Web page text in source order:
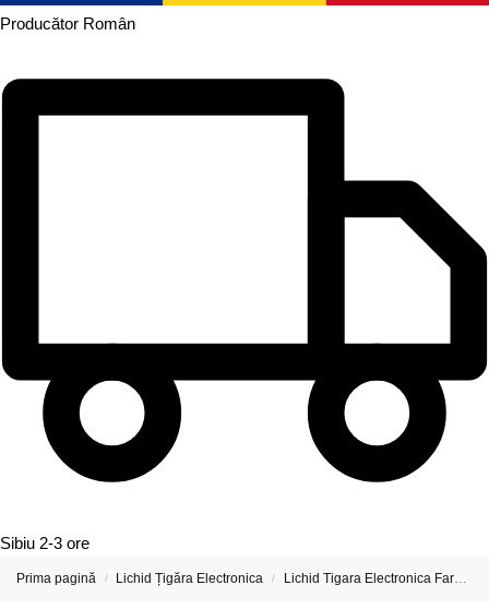
Producător Român
Sibiu 2-3 ore
Prima pagină / Lichid Țigăra Electronica / Lichid Tigara Electronica Fara Nicotina